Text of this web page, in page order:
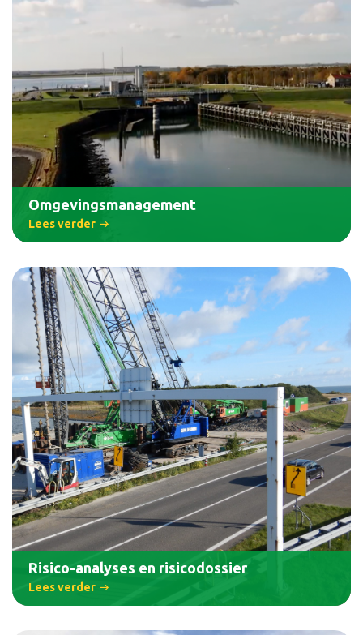
Omgevingsmanagement
Lees verder
Risico-analyses en risicodossier
Lees verder